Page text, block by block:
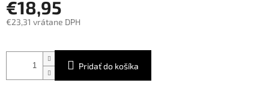
€18,95
€23,31 vrátane DPH
cena:
Pridať do košíka